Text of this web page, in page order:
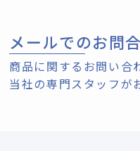
メールでのお問
商品に関するお問い合
当社の専門スタッフが